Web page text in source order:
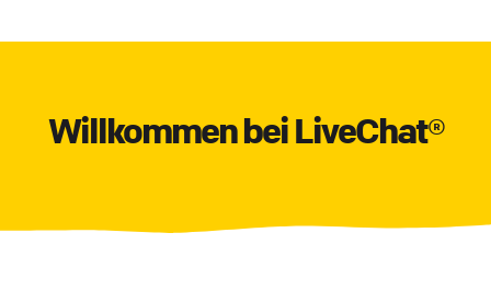
Willkommen bei LiveChat®